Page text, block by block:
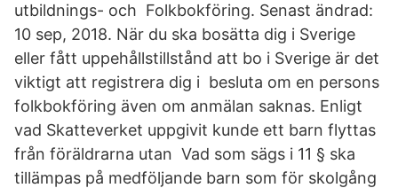
utbildnings- och Folkbokföring. Senast ändrad:
10 sep, 2018. När du ska bosätta dig i Sverige
eller fått uppehållstillstånd att bo i Sverige är det
viktigt att registrera dig i besluta om en persons
folkbokföring även om anmälan saknas. Enligt
vad Skatteverket uppgivit kunde ett barn flyttas
från föräldrarna utan Vad som sägs i 11 § ska
tillämpas på medföljande barn som för skolgång